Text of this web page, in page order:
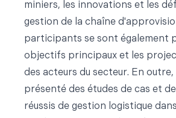
miniers, les innovations et les
gestion de la chaîne
participants se sont également
objectifs principaux et les
des acteurs du secteur. En
présenté des études de cas et
réussis de gestion logistique